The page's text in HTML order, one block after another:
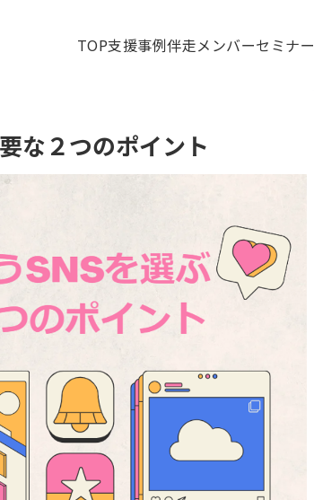
TOP支援事例伴走メンバーセミナー
な２つのポイント